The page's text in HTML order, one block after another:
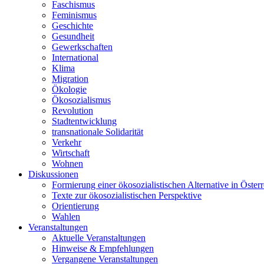
Faschismus
Feminismus
Geschichte
Gesundheit
Gewerkschaften
International
Klima
Migration
Ökologie
Ökosozialismus
Revolution
Stadtentwicklung
transnationale Solidarität
Verkehr
Wirtschaft
Wohnen
Diskussionen
Formierung einer ökosozialistischen Alternative in
Texte zur ökosozialistischen Perspektive
Orientierung
Wahlen
Veranstaltungen
Aktuelle Veranstaltungen
Hinweise & Empfehlungen
Vergangene Veranstaltungen